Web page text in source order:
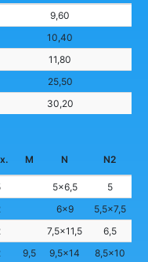
9,60
10,40
11,80
25,50
30,20
M N N2
5×6,5
5
6×9
5,5×7,5
7,5×11,5
6,5
9,5 9,5×14
8,5×10